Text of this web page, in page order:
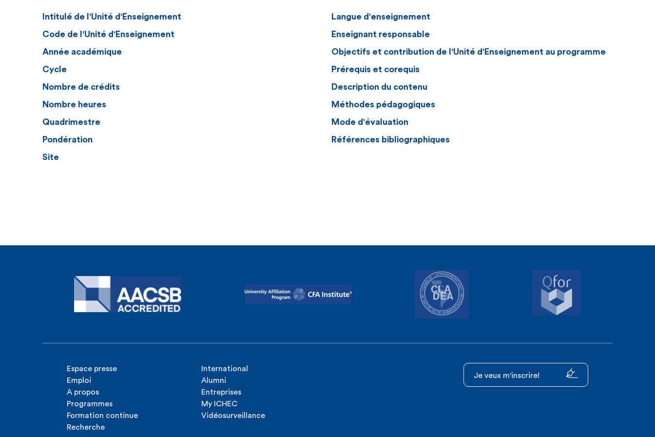
Intitulé de l'Unité d'Enseignement
Code de l'Unité d'Enseignement
Année académique
Cycle
Nombre de crédits
Nombre heures
Quadrimestre
Pondération
Site
Langue d'enseignement
Enseignant responsable
Objectifs et contribution de l'Unité d'Enseignement au programme
Prérequis et corequis
Description du contenu
Méthodes pédagogiques
Mode d'évaluation
Références bibliographiques
Espace presse
Emploi
A propos
Programmes
Formation continue
Recherche
International
Alumni
Entreprises
My ICHEC
Vidéosurveillance
Je veux m'inscrire!